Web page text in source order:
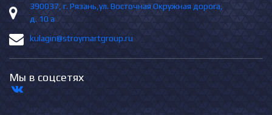
390037, г. Рязань,ул. Восточная Окружная дорога,
д. 10 а
kulagin@stroymartgroup.ru
Мы в соцсетях